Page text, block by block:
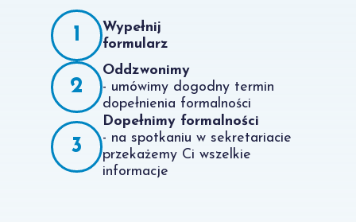
1
Wypełnij
formularz
2
Oddzwonimy
- umówimy dogodny termin
dopełnienia formalności
3
Dopełnimy formalności
- na spotkaniu w sekretariacie
przekażemy Ci wszelkie
informacje